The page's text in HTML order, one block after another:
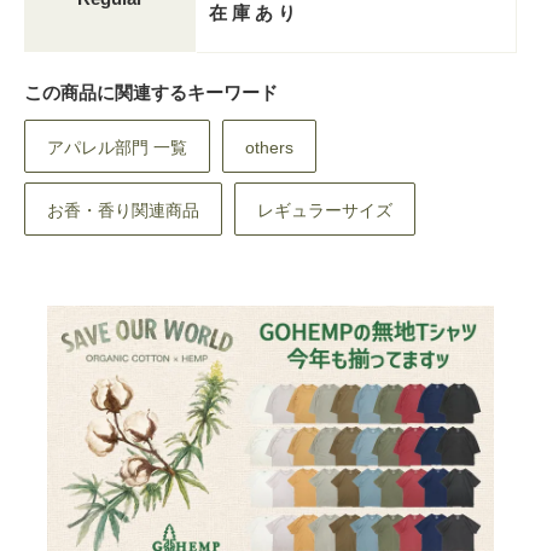
在 庫 あ り
この商品に関連するキーワード
アパレル部門 一覧 others
お香・香り関連商品 レギュラーサイズ